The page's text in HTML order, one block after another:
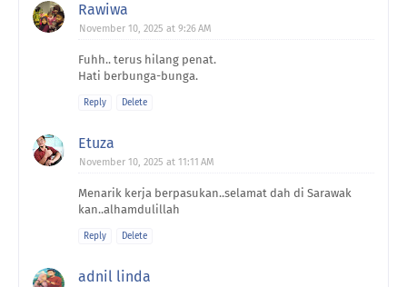
Rawiwa
November 10, 2025 at 9:26 AM
Fuhh.. terus hilang penat.
Hati berbunga-bunga.
Reply Delete
Etuza
November 10, 2025 at 11:11 AM
Menarik kerja berpasukan..selamat dah di Sarawak
kan..alhamdulillah
Reply Delete
adnil linda